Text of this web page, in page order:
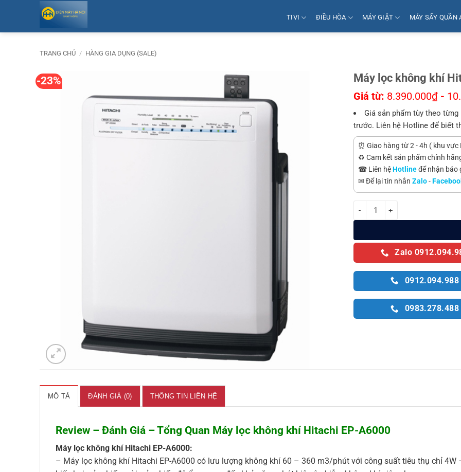
nội
TIVI ĐIỀU HÒA MÁY GIẶT MÁY SẤY QUẦN
TRANG CHỦ / HÀNG GIA DỤNG (SALE)
-23% Máy lọc không khí
Giá từ: 8.390.000₫ -
Giá sản phẩm tùy theo
trước. Liên hệ Hotline để biết
⏰ Giao hàng từ 2 - 4h ( khu vực
♻️ Cam kết sản phẩm chính
☎ Liên hệHotlineđể nhận báo
✉ Để lại tin nhắn Zalo-
Máy lọc không khí Hitachi EP-
Zalo
0912.094.988
0983.278.488
MÔ TẢ ĐÁNH GIÁ (0) THÔNG TIN LIÊN HỆ
Review – Đánh Giá – Tổng Quan Máy lọc không khí Hitachi EP-A6000
Máy lọc không khí Hitachi EP-A6000:
– Máy lọc không khí Hitachi EP-A6000 có lưu lượng không khí 60 – 360 m3/phút với công suất tiêu thụ chỉ 4W